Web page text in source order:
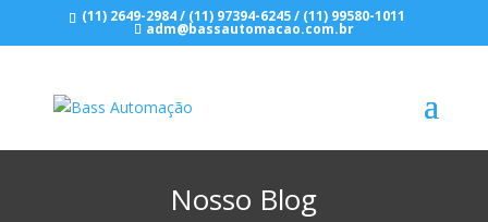
(11) 2649-2984/ (11) 97394-6245/ (11) 99580-1011
adm@bassautomacao.com.br
Nosso Blog